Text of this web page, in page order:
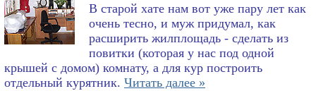
В старой хате нам вот уже пару лет как
очень тесно, и муж придумал, как
расширить жилплощадь - сделать из
повитки (которая у нас под одной
крышей с домом) комнату, а для кур построить
отдельный курятник. Читать далее »